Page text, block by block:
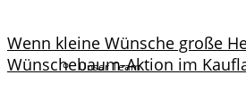
Unser Team
Wenn kleine Wünsche große
Wünschebaum-Aktion im